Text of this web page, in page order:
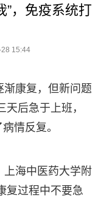
”，免疫系统打
15:44
康复，但新问题
后急于上班，
情反复。
上海中医药大学附
复过程中不要急